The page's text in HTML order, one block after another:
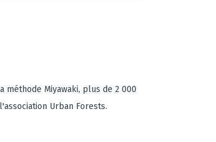
méthode Miyawaki, plus de 2 000
Urban Forests.